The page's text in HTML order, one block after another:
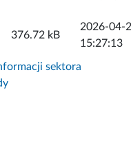
376.72 kB
2026-04-
15:27:13
sektora